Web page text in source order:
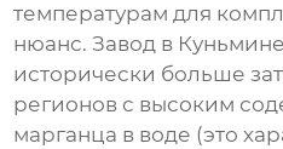
температурам для
нюанс. Завод в
исторически больше
регионов с высоким
марганца в воде (это